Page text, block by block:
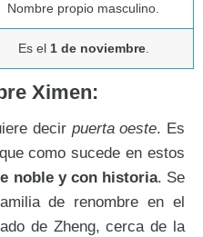
Nombre propio masculino.
Es el 1 de noviembre.
Ximen:
decir puerta oeste. Es
como sucede en estos
noble y con historia. Se
de renombre en el
de Zheng, cerca de la